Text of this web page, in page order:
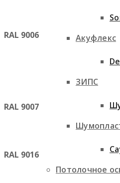
Акуфлекс
ЗИПС
Потолочное
RAL 9006
RAL 9007
RAL 9016